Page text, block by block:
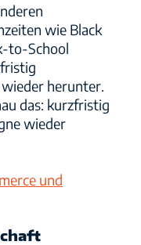
wie Black
to-School
herunter.
das: kurzfristig
wieder
und